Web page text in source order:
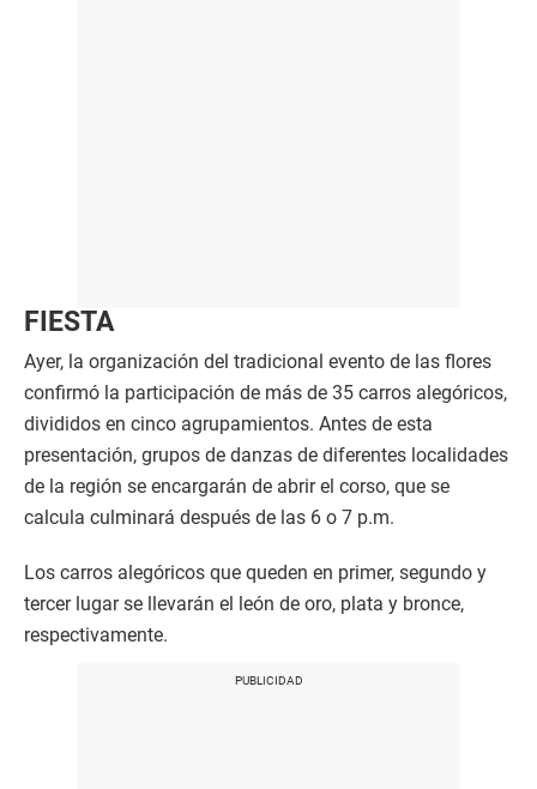
FIESTA
Ayer, la organización del tradicional evento de las flores
confirmó la participación de más de 35 carros alegóricos,
divididos en cinco agrupamientos. Antes de esta
presentación, grupos de danzas de diferentes localidades
de la región se encargarán de abrir el corso, que se
calcula culminará después de las 6 o 7 p.m.
Los carros alegóricos que queden en primer, segundo y
tercer lugar se llevarán el león de oro, plata y bronce,
respectivamente.